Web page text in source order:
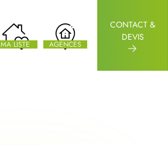
MA LISTE AGENCES
CONTACT &
DEVIS